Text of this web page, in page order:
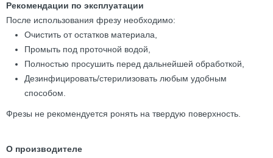
Рекомендации по эксплуатации
После использования фрезу необходимо:
Очистить от остатков материала,
Промыть под проточной водой,
Полностью просушить перед дальнейшей обработкой,
Дезинфицировать/стерилизовать любым удобным
способом.
Фрезы не рекомендуется ронять на твердую поверхность.
О производителе